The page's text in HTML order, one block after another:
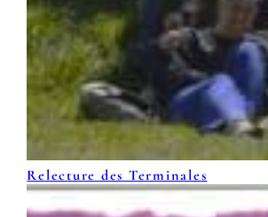
Relecture des Terminales